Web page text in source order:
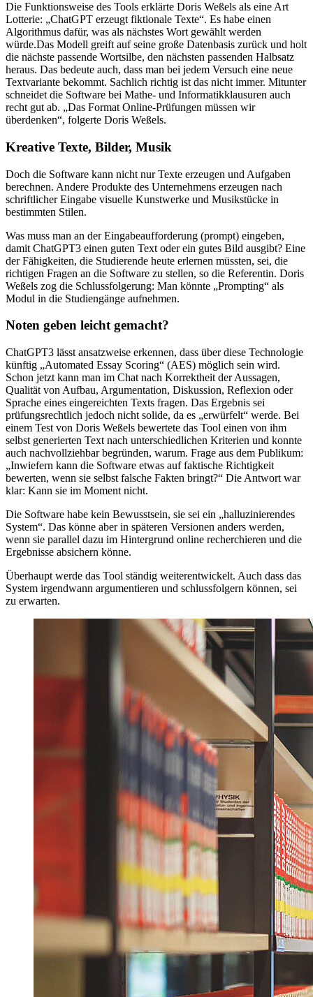
Die Funktionsweise des Tools erklärte Doris Weßels als eine Art
Lotterie: „ChatGPT erzeugt fiktionale Texte“. Es habe einen
Algorithmus dafür, was als nächstes Wort gewählt werden
würde.Das Modell greift auf seine große Datenbasis zurück und holt
die nächste passende Wortsilbe, den nächsten passenden Halbsatz
heraus. Das bedeute auch, dass man bei jedem Versuch eine neue
Textvariante bekommt. Sachlich richtig ist das nicht immer. Mitunter
schneidet die Software bei Mathe- und Informatikklausuren auch
recht gut ab. „Das Format Online-Prüfungen müssen wir
überdenken“, folgerte Doris Weßels.
Kreative Texte, Bilder, Musik
Doch die Software kann nicht nur Texte erzeugen und Aufgaben
berechnen. Andere Produkte des Unternehmens erzeugen nach
schriftlicher Eingabe visuelle Kunstwerke und Musikstücke in
bestimmten Stilen.
Was muss man an der Eingabeaufforderung (prompt) eingeben,
damit ChatGPT3 einen guten Text oder ein gutes Bild ausgibt? Eine
der Fähigkeiten, die Studierende heute erlernen müssten, sei, die
richtigen Fragen an die Software zu stellen, so die Referentin. Doris
Weßels zog die Schlussfolgerung: Man könnte „Prompting“ als
Modul in die Studiengänge aufnehmen.
Noten geben leicht gemacht?
ChatGPT3 lässt ansatzweise erkennen, dass über diese Technologie
künftig „Automated Essay Scoring“ (AES) möglich sein wird.
Schon jetzt kann man im Chat nach Korrektheit der Aussagen,
Qualität von Aufbau, Argumentation, Diskussion, Reflexion oder
Sprache eines eingereichten Texts fragen. Das Ergebnis sei
prüfungsrechtlich jedoch nicht solide, da es „erwürfelt“ werde. Bei
einem Test von Doris Weßels bewertete das Tool einen von ihm
selbst generierten Text nach unterschiedlichen Kriterien und konnte
auch nachvollziehbar begründen, warum. Frage aus dem Publikum:
„Inwiefern kann die Software etwas auf faktische Richtigkeit
bewerten, wenn sie selbst falsche Fakten bringt?“ Die Antwort war
klar: Kann sie im Moment nicht.
Die Software habe kein Bewusstsein, sie sei ein „halluzinierendes
System“. Das könne aber in späteren Versionen anders werden,
wenn sie parallel dazu im Hintergrund online recherchieren und die
Ergebnisse absichern könne.
Überhaupt werde das Tool ständig weiterentwickelt. Auch dass das
System irgendwann argumentieren und schlussfolgern können, sei
zu erwarten.